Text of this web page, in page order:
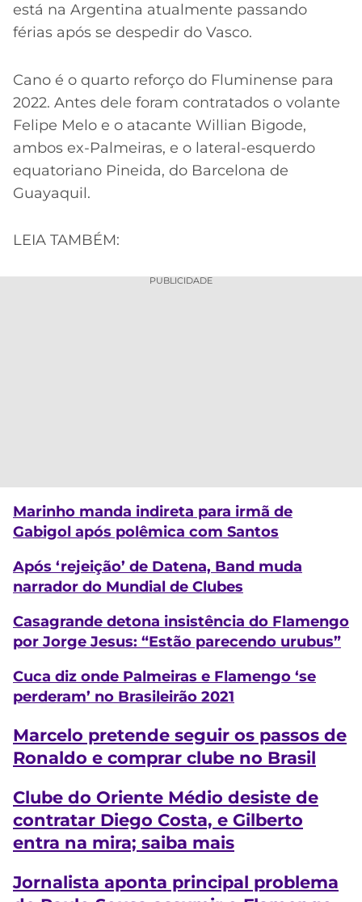
está na Argentina atualmente passando
férias após se despedir do Vasco.
Cano é o quarto reforço do Fluminense para
2022. Antes dele foram contratados o volante
Felipe Melo e o atacante Willian Bigode,
ambos ex-Palmeiras, e o lateral-esquerdo
equatoriano Pineida, do Barcelona de
Guayaquil.
LEIA TAMBÉM:
PUBLICIDADE
Marinho manda indireta para irmã de
Gabigol após polêmica com Santos
Após ‘rejeição’ de Datena, Band muda
narrador do Mundial de Clubes
Casagrande detona insistência do Flamengo
por Jorge Jesus: “Estão parecendo urubus”
Cuca diz onde Palmeiras e Flamengo ‘se
perderam’ no Brasileirão 2021
Marcelo pretende seguir os passos de
Ronaldo e comprar clube no Brasil
Clube do Oriente Médio desiste de
contratar Diego Costa, e Gilberto
entra na mira; saiba mais
Jornalista aponta principal problema